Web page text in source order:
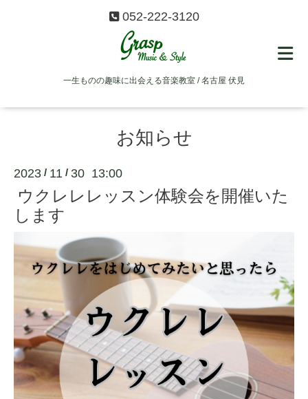
052-222-3120
一生ものの趣味に出会える音楽教室 / 名古屋 伏見
お知らせ
2023 / 11 / 30 13:00
ウクレレレッスン体験会を開催いた
します